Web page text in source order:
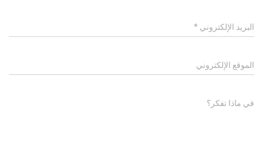
البريد الإلكتروني *
الموقع الإلكتروني
في ماذا تفكر؟